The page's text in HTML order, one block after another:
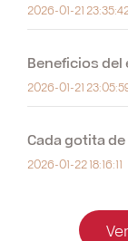
2026-01-21
Beneficios
2026-01-21
Cada gotita
2026-01-22 18:16:11